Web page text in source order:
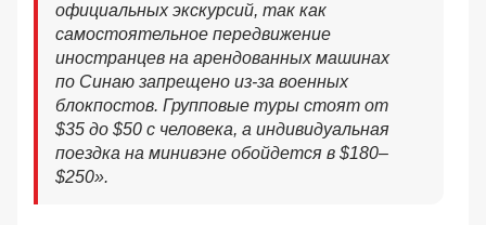
официальных экскурсий, так как
самостоятельное передвижение
иностранцев на арендованных машинах
по Синаю запрещено из-за военных
блокпостов. Групповые туры стоят от
$35 до $50 с человека, а индивидуальная
поездка на минивэне обойдется в $180–
$250».